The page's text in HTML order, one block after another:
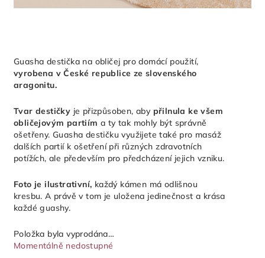
Guasha destička na obličej pro domácí použití,
vyrobena v České republice ze slovenského
aragonitu.
Tvar destičky je přizpůsoben, aby přilnula ke všem
obličejovým partiím a ty tak mohly být správně
ošetřeny. Guasha destičku využijete také pro masáž
dalších partií k ošetření při různých zdravotních
potížích, ale především pro předcházení jejich vzniku.
Foto je ilustrativní, každý kámen má odlišnou
kresbu. A právě v tom je uložena jedinečnost a krása
každé guashy.
Položka byla vyprodána…
Momentálně nedostupné